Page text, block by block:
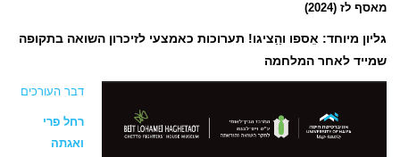
מאסף לז (2024)
גליון מיוחד: אִִספו והַַציגו! תערוכות כאמצעי לזיכרון השואה בתקופה
שמייד לאחר המלחמה
דבר העורכים
רחל פרי
ואגתה